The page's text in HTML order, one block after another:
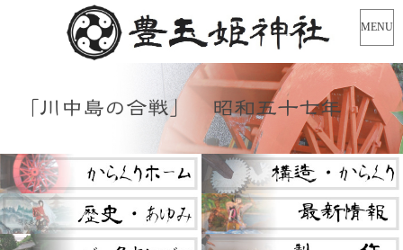
MENU
「川中島の合戦」 昭和五十七年